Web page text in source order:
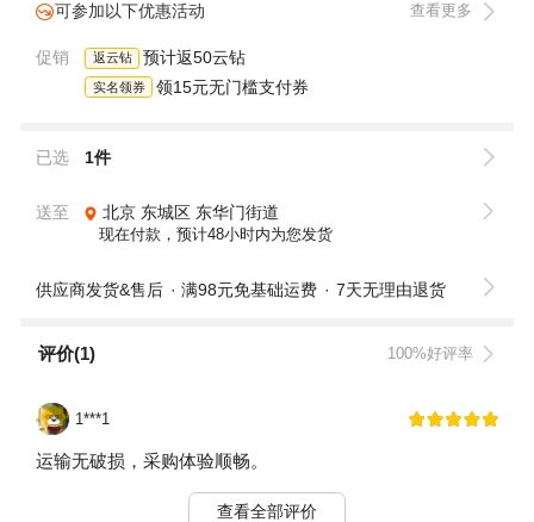
可参加以下优惠活动 查看更多
促销 返云钻 预计返50云钻
实名领券 领15元无门槛支付券
已选 1件
送至 北京 东城区 东华门街道
现在付款，预计48小时内为您发货
供应商发货&售后 满98元免基础运费 7天无理由退货
评价(1) 100%好评率
1***1
运输无破损，采购体验顺畅。
查看全部评价